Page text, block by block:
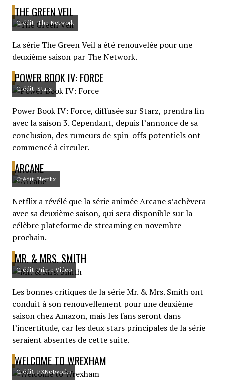
THE GREEN VEIL
Crédit: The Network
La série The Green Veil a été renouvelée pour une
deuxième saison par The Network.
POWER BOOK IV: FORCE
Crédit: Starz
Power Book IV: Force, diffusée sur Starz, prendra fin
avec la saison 3. Cependant, depuis l’annonce de sa
conclusion, des rumeurs de spin-offs potentiels ont
commencé à circuler.
ARCANE
Crédit: Netflix
Netflix a révélé que la série animée Arcane s’achèvera
avec sa deuxième saison, qui sera disponible sur la
célèbre plateforme de streaming en novembre
prochain.
MR. & MRS. SMITH
Crédit: Prime Video
Les bonnes critiques de la série Mr. & Mrs. Smith ont
conduit à son renouvellement pour une deuxième
saison chez Amazon, mais les fans seront dans
l’incertitude, car les deux stars principales de la série
seraient absentes de cette suite.
WELCOME TO WREXHAM
Crédit: FXNetworks